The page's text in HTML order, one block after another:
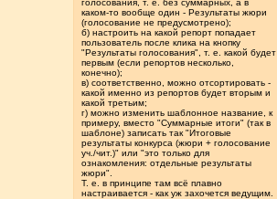
голосования, т. е. без суммарных, а в
каком-то вообще один - Результаты жюри
(голосование не предусмотрено);
б) настроить на какой репорт попадает
пользователь после клика на кнопку
"Результаты голосования", т. е. какой будет
первым (если репортов несколько,
конечно);
в) соответственно, можно отсортировать -
какой именно из репортов будет вторым и
какой третьим;
г) можно изменить шаблонное название, к
примеру, вместо "Суммарные итоги" (так в
шаблоне) записать так "Итоговые
результаты конкурса (жюри + голосование
уч./чит.)" или "это только для
ознакомления: отдельные результаты
жюри".
Т. е. в принципе там всё плавно
настраивается - как уж захочется ведущим.